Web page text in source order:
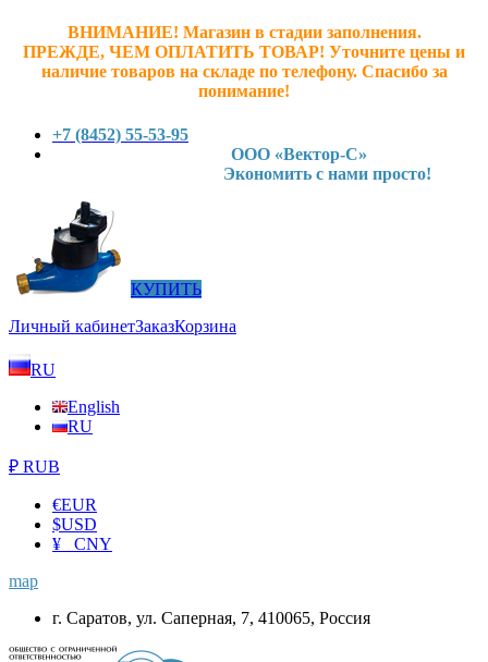
ВНИМАНИЕ! Магазин в стадии заполнения.
ПРЕЖДЕ, ЧЕМ ОПЛАТИТЬ ТОВАР! Уточните цены и
наличие товаров на складе по телефону. Спасибо за
понимание!
+7 (8452) 55-53-95
ООО «Вектор-С»
Экономить с нами просто!
КУПИТЬ
Личный кабинетЗаказКорзина
RU
English
RU
₽ RUB
€EUR
$USD
¥ CNY
map
г. Саратов, ул. Саперная, 7, 410065, Россия